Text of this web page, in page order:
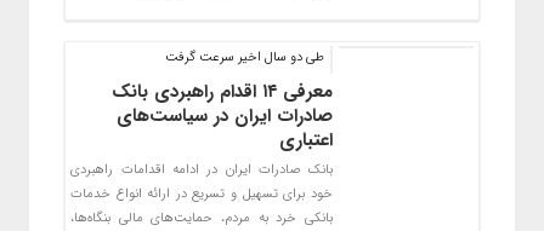
​طی دو سال اخیر سرعت گرفت
معرفی ۱۴ اقدام راهبردی بانک
صادرات ایران در سیاست‌های
اعتباری
بانک صادرات ایران در ادامه اقدامات راهبردی
خود برای تسهیل و تسریع در ارائه انواع خدمات
بانکی خرد به مردم، حمایت‌های مالی بنگاه‌ها،